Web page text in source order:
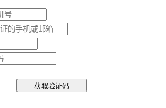
获取验证码